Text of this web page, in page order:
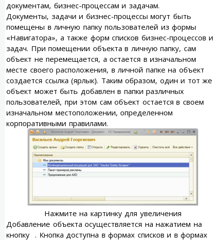
документам, бизнес-процессам и задачам.
Документы, задачи и бизнес-процессы могут быть
помещены в личную папку пользователей из формы
«Навигатора», а также форм списков бизнес-процессов и
задач. При помещении объекта в личную папку, сам
объект не перемещается, а остается в изначальном
месте своего расположения, в личной папке на объект
создается ссылка (ярлык). Таким образом, один и тот же
объект может быть добавлен в папки различных
пользователей, при этом сам объект остается в своем
изначальном местоположении, определенном
корпоративными правилами.
Нажмите на картинку для увеличения
Добавление объекта осуществляется на нажатием на
кнопку . Кнопка доступна в формах списков и в формах